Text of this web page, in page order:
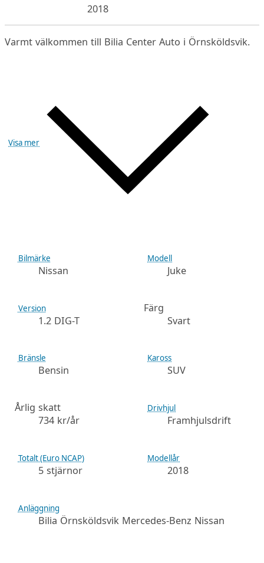
2018
Varmt välkommen till Bilia Center Auto i Örnsköldsvik.
Visa mer
Bilmärke
Nissan
Modell
Juke
Version
1.2 DIG-T
Färg
Svart
Bränsle
Bensin
Kaross
SUV
Årlig skatt
734 kr/år
Drivhjul
Framhjulsdrift
Totalt (Euro NCAP)
5 stjärnor
Modellår
2018
Anläggning
Bilia Örnsköldsvik Mercedes-Benz Nissan